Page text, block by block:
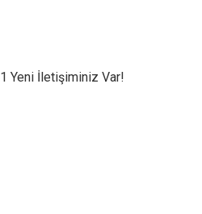
1 Yeni İletişiminiz Var!